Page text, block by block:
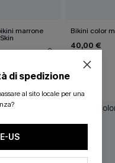
marrone Bikini color
40,00 €
ANCHE
di spedizione
al sito locale per una
US